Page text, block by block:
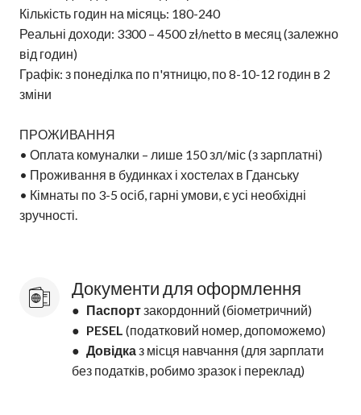
Кількість годин на місяць: 180-240
Реальні доходи: 3300 – 4500 zł/netto в месяц (залежно
від годин)
Графік: з понеділка по п'ятницю, по 8-10-12 годин в 2
зміни
ПРОЖИВАННЯ
• Оплата комуналки – лише 150 зл/міс (з зарплатні)
• Проживання в будинках і хостелах в Гданську
• Кімнаты по 3-5 осіб, гарні умови, є усі необхідні
зручності.
Документи для оформлення
● Паспортзакордонний (біометричний)
● PESEL (податковий номер, допоможемо)
● Довідказ місця навчання (для зарплати
без податків, робимо зразок і переклад)